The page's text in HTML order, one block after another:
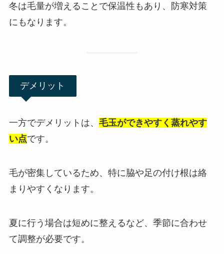
冬は毛量が増えることで保温性もあり、防寒対策
にもなります。
デメリット
一方でデメリットは、 毛玉ができやすく蒸れやす
い点です。
毛が密集しているため、特に脇や足の付け根は絡
まりやすくなります。
夏に行う場合は短めに整えるなど、季節に合わせ
て調整が必要です。